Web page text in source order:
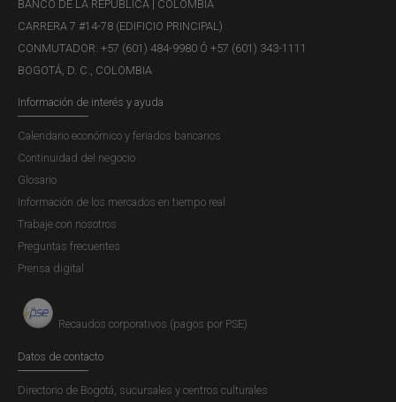
en Bogotá, a cargo de José Darío Uribe.
Informe de la Junta Directiva al
Congreso de la República - Marzo de
2016
Publicación |VIERNES, 1 DE ABRIL DE 2016
La Junta Directiva del Banco de la República, de
conformidad con lo previsto en el artículo 5° de la Ley 31
de 1992, presenta a consideración del Honorable
los resultados macroeconómicos de 2015 y las
perspectivas para 2016. En los dos últimos...
BANCO DE LA REPÚBLICA | COLOMBIA
CARRERA 7 #14-78 (EDIFICIO PRINCIPAL)
CONMUTADOR: +57 (601) 484-9980 Ó +57 (601) 343-1111
BOGOTÁ, D. C., COLOMBIA
Información de interés y ayuda
Calendario económico y feriados bancarios
Continuidad del negocio
Glosario
Información de los mercados en tiempo real
Trabaje con nosotros
Preguntas frecuentes
Prensa digital
Recaudos corporativos (pagos por PSE)
Datos de contacto
Directorio de Bogotá, sucursales y centros culturales